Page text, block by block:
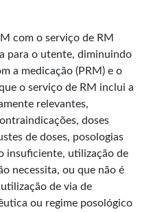
com o serviço de RM
para o utente, diminuindo
a medicação (PRM) e o
o serviço de RM inclui a
relevantes,
doses
de doses, posologias
insuficiente, utilização de
necessita, ou que não é
de via de
ou regime posológico